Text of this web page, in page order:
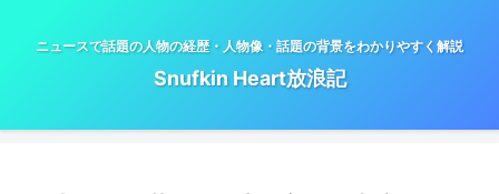
ニュースで話題の人物の経歴・人物像・話題の背景をわかりやすく解説
Snufkin Heart放浪記